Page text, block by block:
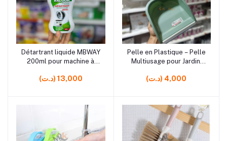
rrrrrr0
Ajouter au panier
Détartrant liquide MBWAY
200ml pour machine à
(د.ت) 13,000
rrrrrr0 rrrrrr2 rrrrrr3
Ajouter au panier
Pelle en Plastique – Pelle
Multiusage pour Jardin,
(د.ت) 4,000